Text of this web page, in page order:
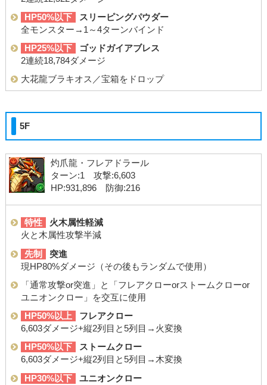
HP50%以下
スリーピングパウダー
全モンスター→1～4ターンバインド
HP25%以下
ゴッドガイアブレス
2連続18,784ダメージ
大花龍ブラキオス／宝箱をドロップ
5F
灼爪龍・フレアドラール
ターン:1 攻撃:6,603
HP:931,896 防御:216
特性
火木属性軽減
火と木属性攻撃半減
先制
突進
現HP80%ダメージ（その後もランダムで使用）
「通常攻撃or突進」と「フレアクローorストームクローor
ユニオンクロー」を交互に使用
HP50%以上
フレアクロー
6,603ダメージ+縦2列目と5列目→火変換
HP50%以下
ストームクロー
6,603ダメージ+縦2列目と5列目→木変換
HP30%以下
ユニオンクロー